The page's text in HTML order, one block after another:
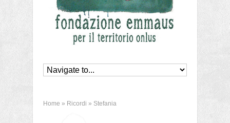
Home » Ricordi » Stefania